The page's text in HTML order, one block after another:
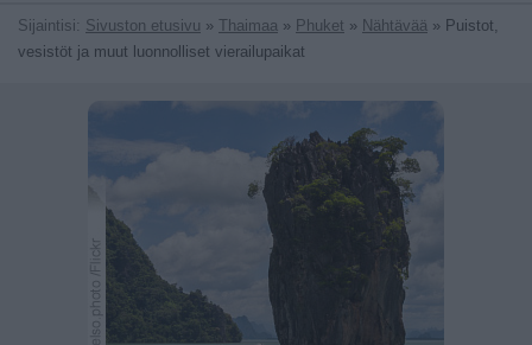
Sijaintisi: Sivuston etusivu » Thaimaa » Phuket » Nähtävää » Puistot,
vesistöt ja muut luonnolliset vierailupaikat